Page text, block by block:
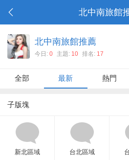
北中南旅館
北中南旅館推薦
今日: 0 主題: 10 排名: 17
全部 最新 熱門
子版塊
新北區域 台北區域